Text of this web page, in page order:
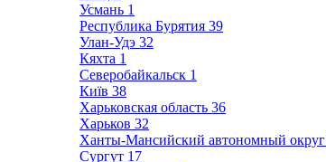
Усмань 1
Республика Бурятия 39
Улан-Удэ 32
Кяхта 1
Северобайкальск 1
Київ 38
Харьковская область 36
Харьков 32
Ханты-Мансийский автономный округ
Сургут 17